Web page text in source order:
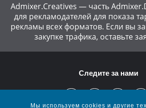
Admixer.Creatives — часть
для рекламодателей для показа
рекламы всех форматов. Если вы
закупке трафика, оставьте
Следите за нами
Мы используем cookies и другие